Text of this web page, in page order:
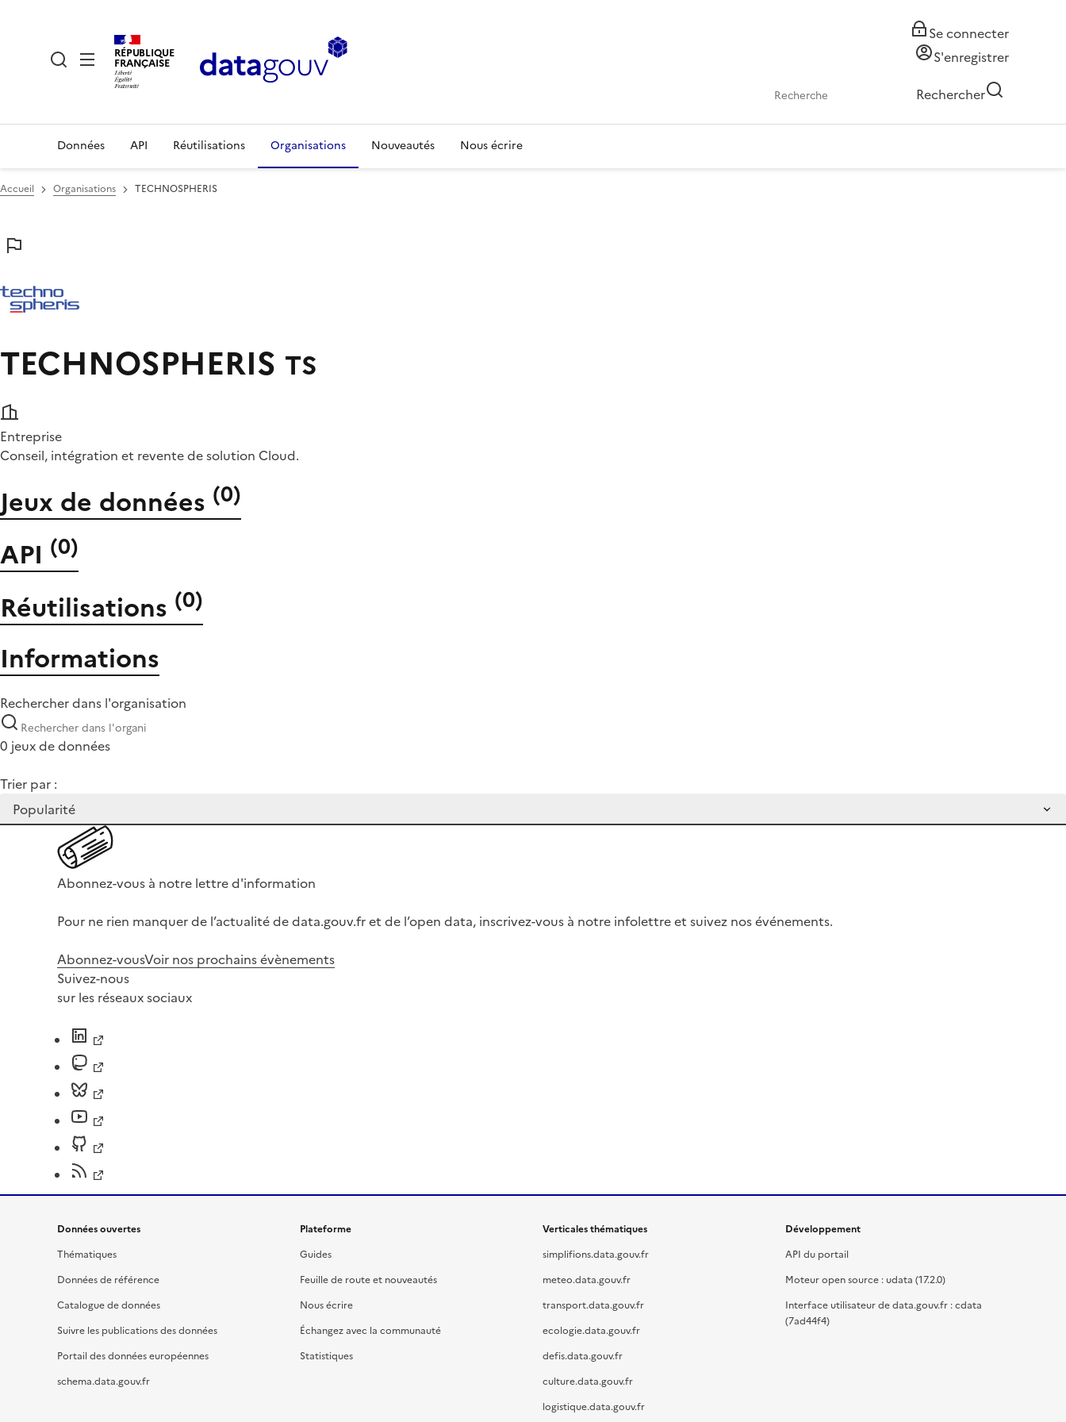
RÉPUBLIQUE
FRANÇAISE
Se connecter
S'enregistrer
Rechercher
Données API Réutilisations Organisations Nouveautés Nous écrire
Accueil Organisations TECHNOSPHERIS
TECHNOSPHERIS TS
Entreprise
Conseil, intégration et revente de solution Cloud.
Jeux de données (0)
API (0)
Réutilisations (0)
Informations
Rechercher dans l'organisation
0 jeux de données
Trier par :
Abonnez-vous à notre lettre d'information
Pour ne rien manquer de l’actualité de data.gouv.fr et de l’open data, inscrivez-vous à notre infolettre et suivez nos événements.
Abonnez-vousVoir nos prochains évènements
Suivez-nous
sur les réseaux sociaux
Données ouvertes
Thématiques
Données de référence
Catalogue de données
Suivre les publications des données
Portail des données européennes
schema.data.gouv.fr
Plateforme
Guides
Feuille de route et nouveautés
Nous écrire
Échangez avec la communauté
Statistiques
Verticales thématiques
simplifions.data.gouv.fr
meteo.data.gouv.fr
transport.data.gouv.fr
ecologie.data.gouv.fr
defis.data.gouv.fr
culture.data.gouv.fr
logistique.data.gouv.fr
Développement
API du portail
Moteur open source : udata (17.2.0)
Interface utilisateur de data.gouv.fr : cdata
(7ad44f4)